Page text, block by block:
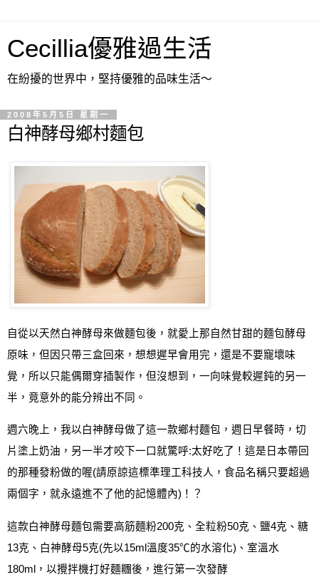
Cecillia優雅過生活
在紛擾的世界中，堅持優雅的品味生活～
2008年5月5日 星期一
白神酵母鄉村麵包
自從以天然白神酵母來做麵包後，就愛上那自然甘甜的麵包酵母
原味，但因只帶三盒回來，想想遲早會用完，還是不要寵壞味
覺，所以只能偶爾穿插製作，但沒想到
， 一向味覺較遲鈍的另一
半，竟意外的能分辨出不同 。
週六晚上 ， 我以白神酵母做了這一款鄉村麵包 ， 週日早餐時 ， 切
片塗上奶油 ， 另一半才咬下一口就驚呼:太好吃了 ！ 這是日本帶回
的那種發粉做的喔(請原諒這標準理工科技人 ，食品名稱只要超過
兩個字 ， 就永遠進不了他的記憶體內) ！？
這款白神酵母麵包需要高筋麵粉200克、全粒粉50克、鹽4克、糖
13克、白神酵母5克(先以15ml 溫度35℃的水溶化) 、室溫水
180ml
，以攪拌機打好麵糰後，進行第一次發酵